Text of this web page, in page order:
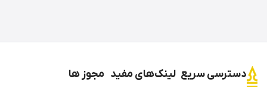
دسترسی سریع لینک‌های مفید مجوز ها